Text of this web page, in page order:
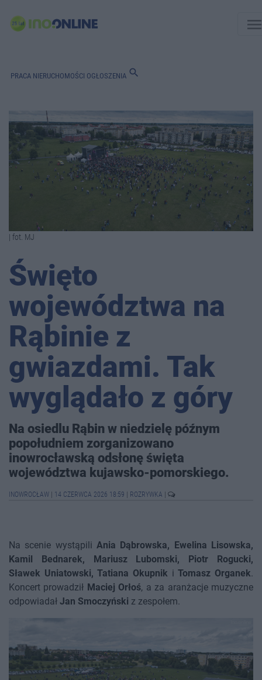
PRACA NIERUCHOMOŚCI OGŁOSZENIA search
| fot. MJ
Święto
województwa na
Rąbinie z
gwiazdami. Tak
wyglądało z góry
Na osiedlu Rąbin w niedzielę późnym
popołudniem zorganizowano
inowrocławską odsłonę święta
województwa kujawsko-pomorskiego.
INOWROCŁAW 14 CZERWCA 2026 18:59 ROZRYWKA
Na scenie wystąpili Ania Dąbrowska, Ewelina Lisowska,
Kamil Bednarek, Mariusz Lubomski, Piotr Rogucki,
Sławek Uniatowski, Tatiana Okupnik iTomasz Organek.
Koncert prowadził Maciej Orłoś, a za aranżacje muzyczne
odpowiadał Jan Smoczyński z zespołem.